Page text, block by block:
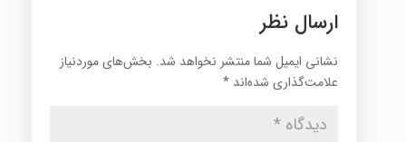
ارسال نظر
نشانی ایمیل شما منتشر نخواهد شد. بخش‌های موردنیاز
علامت‌گذاری شده‌اند *